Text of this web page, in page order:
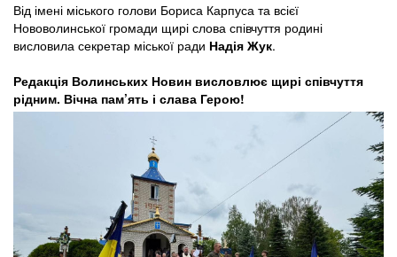
Від імені міського голови Бориса Карпуса та всієї
Нововолинської громади щирі слова співчуття родині
висловила секретар міської ради Надія Жук.
Редакція Волинських Новин висловлює щирі співчуття
рідним. Вічна пам’ять і слава Герою!